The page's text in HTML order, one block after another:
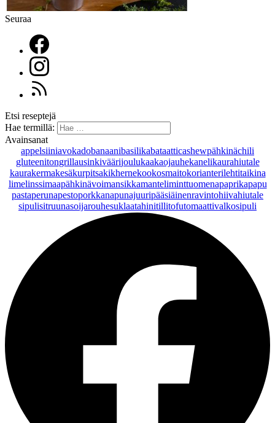
Seuraa
Etsi reseptejä
Hae termillä:
Avainsanat
appelsiiniavokadobanaanibasilikabataatticashewpähkinächili
gluteenitongrillausinkiväärijoulukaakaojauhekanelikaurahiutale
kaurakermakesäkurpitsakikhernekookosmaitokorianterilehtitaikina
limelinssimaapähkinävoimansikkamanteliminttuomenapaprikapapu
pastaperunapestoporkkanapunajuuripääsiäinenravintohiivahiutale
sipulisitruunasoijarouhesuklaatahinitillitofutomaattivalkosipuli